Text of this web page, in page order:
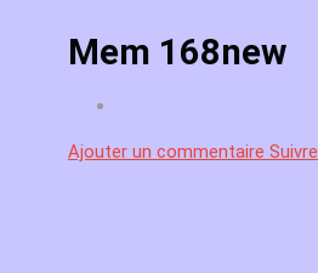
Mem 168new
Ajouter un commentaire Suivre